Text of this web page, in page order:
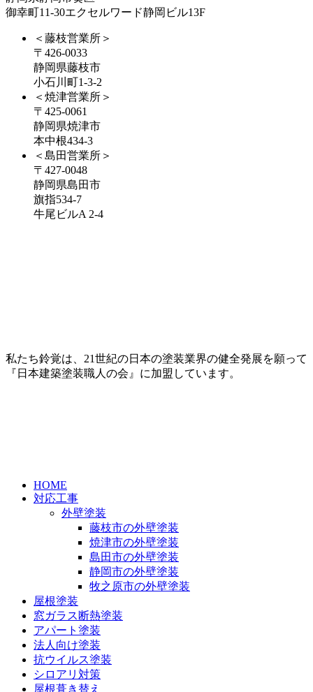
御幸町11-30エクセルワード静岡ビル13F
＜藤枝営業所＞
〒426-0033
静岡県藤枝市
小石川町1-3-2
＜焼津営業所＞
〒425-0061
静岡県焼津市
本中根434-3
＜島田営業所＞
〒427-0048
静岡県島田市
旗指534-7
牛尾ビルA 2-4
私たち鈴覚は、21世紀の日本の塗装業界の健全発展を願って
『日本建築塗装職人の会』に加盟しています。
HOME
対応工事
外壁塗装
藤枝市の外壁塗装
焼津市の外壁塗装
島田市の外壁塗装
静岡市の外壁塗装
牧之原市の外壁塗装
屋根塗装
窓ガラス断熱塗装
アパート塗装
法人向け塗装
抗ウイルス塗装
シロアリ対策
屋根葺き替え